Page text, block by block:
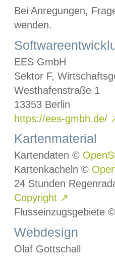
Bei Anregungen,
wenden.
EES GmbH
Sektor F,
Westhafenstraße 1
13353 Berlin
https://ees-gmbh.de/
Kartenmaterial
Kartendaten ©
Kartenkacheln ©
24 Stunden
Copyright ↗
Flusseinzugsgebiete
Webdesign
Olaf Gottschall